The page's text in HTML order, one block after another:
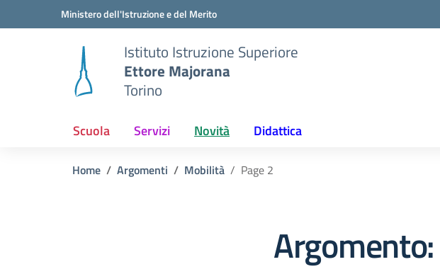
Vai ai contenuti
Vai al menu di navigazioneMinistero dell'Istruzione e del Merito
Istituto Istruzione Superiore
Ettore Majorana
Torino
Scuola Servizi Novità Didattica
Home Argomenti Mobilità Page 2